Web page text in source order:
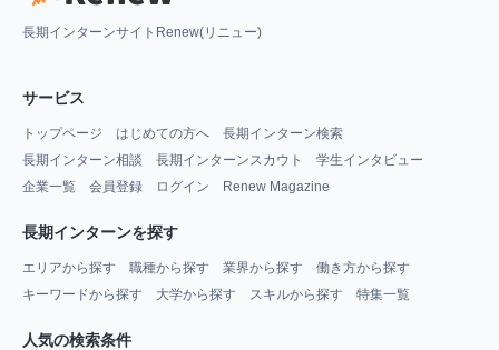
長期インターンサイトRenew(リニュー)
サービス
トップページ はじめての方へ
長期インターン検索
長期インターン相談
長期インターンスカウト
学生インタビュー
企業一覧
会員登録 ログイン Renew Magazine
長期インターンを探す
エリアから探す 職種から探す 業界から探す
働き方から探す
キーワードから探す
大学から探す スキルから探す 特集一覧
人気の検索条件